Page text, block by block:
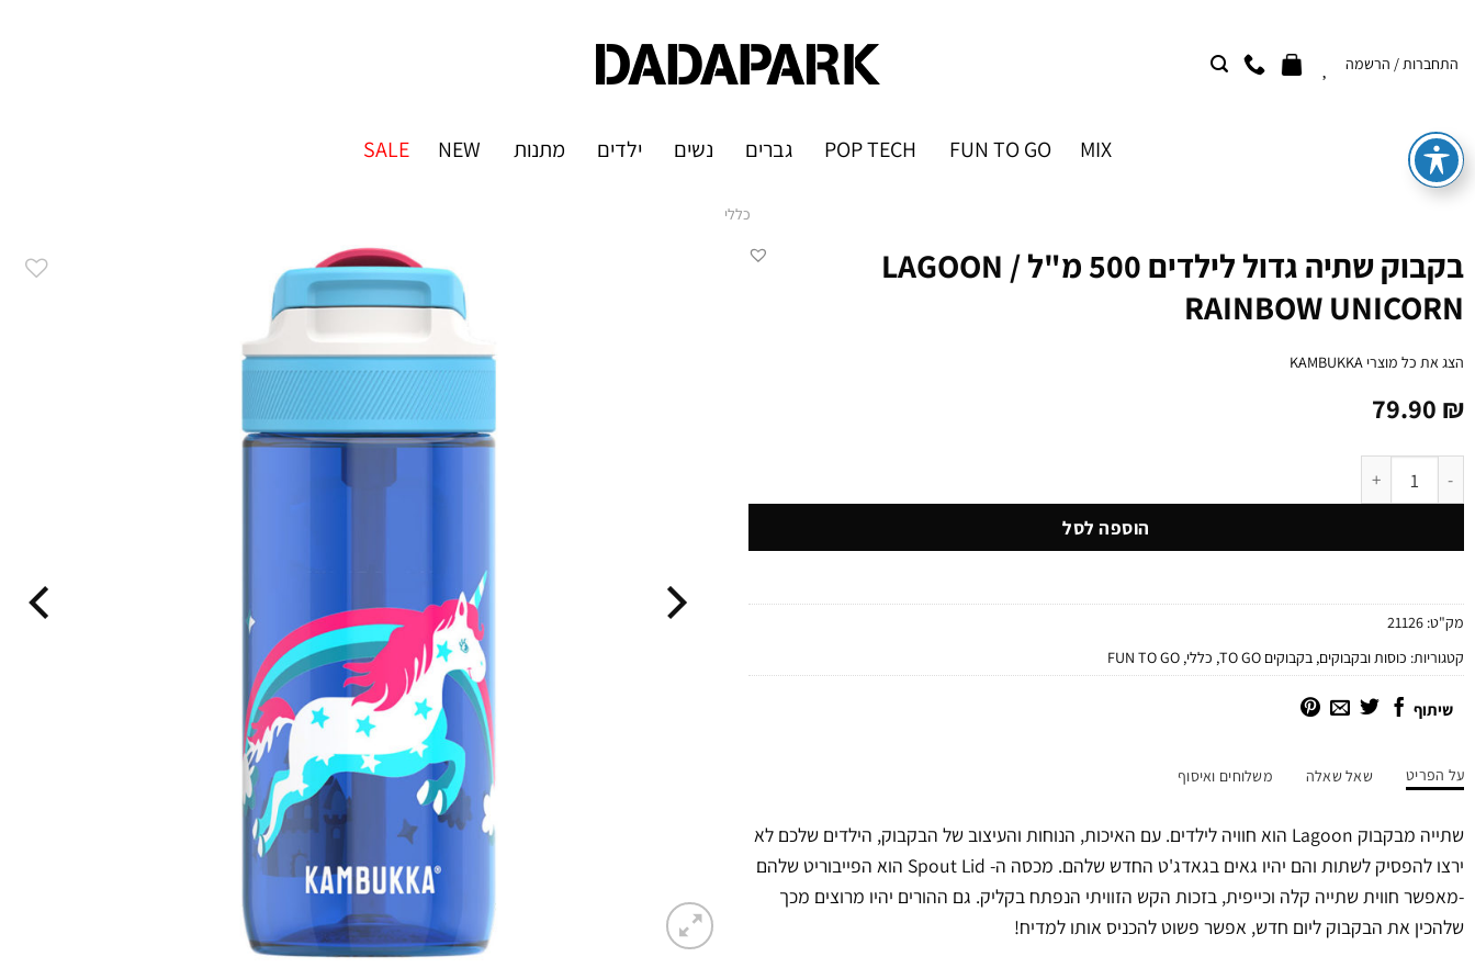
content
התחברות / הרשמה
MIX
FUN TO GO
POP TECH גברים נשים ילדים מתנות NEW
SALE
כללי
בקבוק שתיה גדול לילדים 500 מ"ל LAGOON /
RAINBOW UNICORN
הצג את כל מוצרי KAMBUKKA
79.90 ₪
הוספה לסל
מק"ט: 21126
קטגוריות: כוסות ובקבוקים, בקבוקים TO GO , כללי,
FUN TO GO
שיתוף
על הפריט שאל שאלה משלוחים ואיסוף
שתייה מבקבוק Lagoon הוא חוויה לילדים. עם האיכות, הנוחות והעיצוב של הבקבוק, הילדים שלכם לא
ירצו להפסיק לשתות והם יהיו גאים בגאדג'ט החדש שלהם. מכסה ה- Spout Lid הוא הפייבוריט שלהם
-מאפשר חווית שתייה קלה וכייפית, בזכות הקש הזוויתי הנפתח בקליק. גם ההורים יהיו מרוצים מכך
שלהכין את הבקבוק ליום חדש, אפשר פשוט להכניס אותו למדיח!